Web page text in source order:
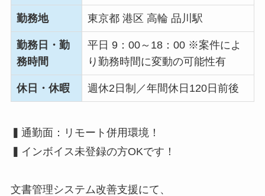
勤務地 東京都 港区 高輪 品川駅
勤務日・勤
務時間
平日 9：00～18：00 ※案件によ
り勤務時間に変動の可能性有
休日・休暇 週休2日制／年間休日120日前後
▍通勤面：リモート併用環境！
▍インボイス未登録の方OKです！
文書管理システム改善支援にて、